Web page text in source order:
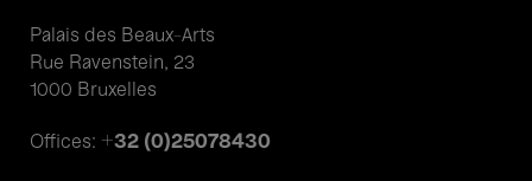
Palais des Beaux-Arts
Rue Ravenstein, 23
1000 Bruxelles
Offices: +32 (0)25078430